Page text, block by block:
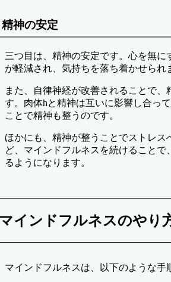
精神の安定
三つ目は、精神の安定です。心を無に
が軽減され、気持ちを落ち着かせられ
また、自律神経が改善されることで、
す。肉体hと精神は互いに影響し合っ
ことで精神も整うのです。
ほかにも、精神が整うことでストレス
ど、マインドフルネスを続けることで
るようになります。
インドフルネスのやり
マインドフルネスは、以下のような手